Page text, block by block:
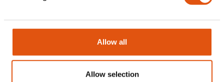
Allow all
Allow selection
Binnen 1 week een Adviesgesprek
Levertijd 1 - 4 weken